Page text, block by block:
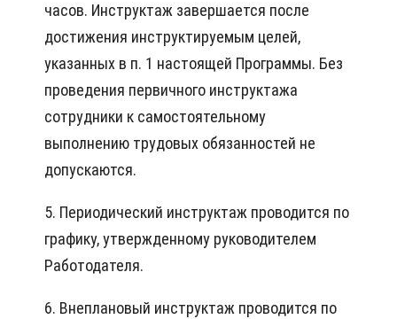
часов. Инструктаж завершается после
достижения инструктируемым целей,
указанных в п. 1 настоящей Программы. Без
проведения первичного инструктажа
сотрудники к самостоятельному
выполнению трудовых обязанностей не
допускаются.
5. Периодический инструктаж проводится по
графику, утвержденному руководителем
Работодателя.
6. Внеплановый инструктаж проводится по